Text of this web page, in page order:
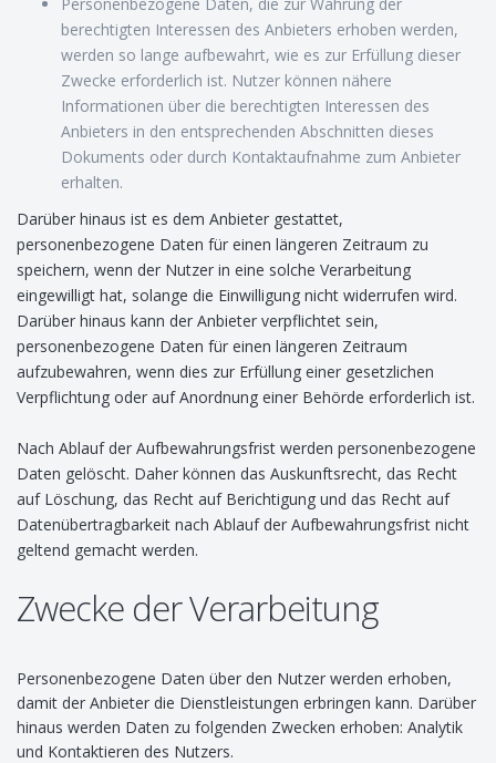
berechtigten Interessen des Anbieters erhoben werden,
werden so lange aufbewahrt, wie es zur Erfüllung dieser
Zwecke erforderlich ist. Nutzer können nähere
Informationen über die berechtigten Interessen des
Anbieters in den entsprechenden Abschnitten dieses
Dokuments oder durch Kontaktaufnahme zum Anbieter
erhalten.
Darüber hinaus ist es dem Anbieter gestattet,
personenbezogene Daten für einen längeren Zeitraum zu
speichern, wenn der Nutzer in eine solche Verarbeitung
eingewilligt hat, solange die Einwilligung nicht widerrufen wird.
Darüber hinaus kann der Anbieter verpflichtet sein,
personenbezogene Daten für einen längeren Zeitraum
aufzubewahren, wenn dies zur Erfüllung einer gesetzlichen
Verpflichtung oder auf Anordnung einer Behörde erforderlich ist.
Nach Ablauf der Aufbewahrungsfrist werden personenbezogene
Daten gelöscht. Daher können das Auskunftsrecht, das Recht
auf Löschung, das Recht auf Berichtigung und das Recht auf
Datenübertragbarkeit nach Ablauf der Aufbewahrungsfrist nicht
geltend gemacht werden.
Zwecke der Verarbeitung
Personenbezogene Daten über den Nutzer werden erhoben,
damit der Anbieter die Dienstleistungen erbringen kann. Darüber
hinaus werden Daten zu folgenden Zwecken erhoben: Analytik
und Kontaktieren des Nutzers.